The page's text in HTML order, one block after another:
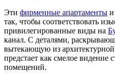
Эти фирменные апартаменты и
так, чтобы соответствовать
привилегированные виды на
канал. С деталями,
вытекающую из архитектурной
предстает как смелое видение
помещений.